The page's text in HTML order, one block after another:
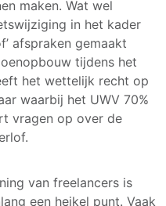
maken. Wat wel
in het kader
afspraken gemaakt
tijdens het
het wettelijk recht op
waarbij het UWV 70%
vragen op over de
van freelancers is
een heikel punt. Vaak